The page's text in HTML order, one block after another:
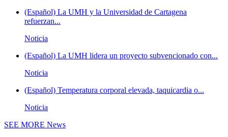
(Español) La UMH y la Universidad de Cartagena
refuerzan...
Noticia
(Español) La UMH lidera un proyecto subvencionado con...
Noticia
(Español) Temperatura corporal elevada, taquicardia o...
Noticia
SEE MORE News